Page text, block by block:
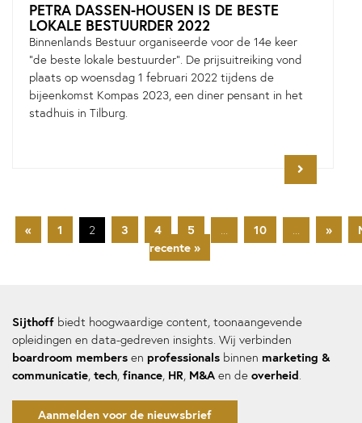
PETRA DASSEN-HOUSEN IS DE BESTE
LOKALE BESTUURDER 2022
Binnenlands Bestuur organiseerde voor de 14e keer
"de beste lokale bestuurder". De prijsuitreiking vond
plaats op woensdag 1 februari 2022 tijdens de
bijeenkomst Kompas 2023, een diner pensant in het
stadhuis in Tilburg.
« 1 2 3 4 5 ... 10 ... »
recente »
Sijthoff biedt hoogwaardige content, toonaangevende
opleidingen en data-gedreven insights. Wij verbinden
boardroom members en professionals binnen marketing &
communicatie, tech, finance, HR, M&A en de overheid.
Aanmelden voor de nieuwsbrief